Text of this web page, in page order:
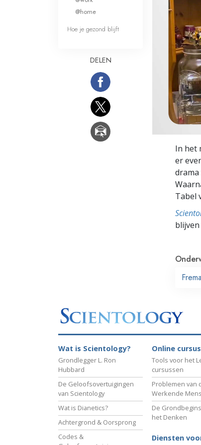
Wat is
In het
er
Tabel
@home
Hoe je gezond blijft
DELEN
Wat is Scientology?
Grondlegger L. Ron
Hubbard
De Geloofsovertuigingen
van Scientology
Wat is Dianetics?
Achtergrond & Oorsprong
Codes &
Online
Tools voor het
cursussen
Problemen van
Werkende Mens
De
het Denken
Diensten